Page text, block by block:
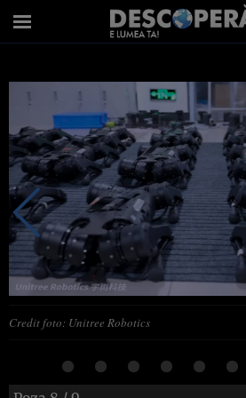
Credit foto: Unitree Robotics